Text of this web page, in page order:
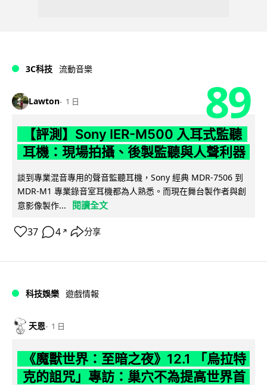
3C科技 流動音樂
Lawton 1 日 89
【評測】Sony IER-M500 入耳式監聽
耳機：現場拍攝、後製監聽與人聲利器
談到專業混音專用的聲音監聽耳機，Sony 經典 MDR-7506 到
MDR-M1 專業錄音室耳機都為人熟悉。而現在舞台製作者與創
意影像製作...
閱讀全文
37 4 ↗ 分享
科技娛樂 遊戲情報
天恩 1 日
《魔獸世界：至暗之夜》12.1 「烏拉特
克的詛咒」專訪：巢穴不為提高世界首